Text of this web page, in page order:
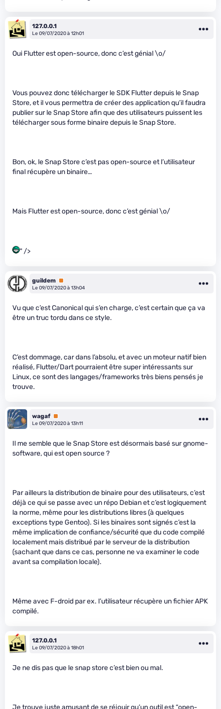
127.0.0.1
Le 09/07/2020 à 12h01
Oui Flutter est open-source, donc c’est génial \o/
Vous pouvez donc télécharger le SDK Flutter depuis le Snap
Store, et il vous permettra de créer des application qu’il faudra
publier sur le Snap Store afin que des utilisateurs puissent les
télécharger sous forme binaire depuis le Snap Store.
Bon, ok, le Snap Store c’est pas open-source et l’utilisateur
final récupère un binaire…
Mais Flutter est open-source, donc c’est génial \o/
" />
guildem Premium
Le 09/07/2020 à 13h04
Vu que c’est Canonical qui s’en charge, c’est certain que ça va
être un truc tordu dans ce style.
C’est dommage, car dans l’absolu, et avec un moteur natif bien
réalisé, Flutter/Dart pourraient être super intéressants sur
Linux, ce sont des langages/frameworks très biens pensés je
trouve.
wagaf Premium
Le 09/07/2020 à 13h11
Il me semble que le Snap Store est désormais basé sur gnome-
software, qui est open source ?
Par ailleurs la distribution de binaire pour des utilisateurs, c’est
déjà ce qui se passe avec un répo Debian et c’est logiquement
la norme, même pour les distributions libres (à quelques
exceptions type Gentoo). Si les binaires sont signés c’est la
même implication de confiance/sécurité que du code compilé
localement mais distribué par le serveur de la distribution
(sachant que dans ce cas, personne ne va examiner le code
avant sa compilation locale).
Même avec F-droid par ex. l’utilisateur récupère un fichier APK
compilé.
127.0.0.1
Le 09/07/2020 à 18h01
Je ne dis pas que le snap store c’est bien ou mal.